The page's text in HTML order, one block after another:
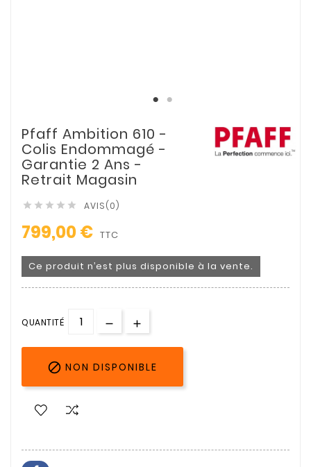
Pfaff Ambition 610 -
Colis Endommagé -
Garantie 2 Ans -
Retrait Magasin
     AVIS(0)
799,00 € TTC
Ce produit n’est plus disponible à la vente.
QUANTITÉ
 NON DISPONIBLE